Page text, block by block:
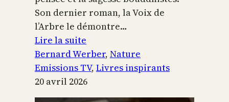
Son dernier roman, la Voix de
l’Arbre le démontre…
Lire la suite
La
Voix
de
l’arbre
Bernard Werber, Nature
Emissions TV, Livres inspirants
20 avril 2026